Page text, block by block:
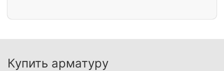
Купить арматуру